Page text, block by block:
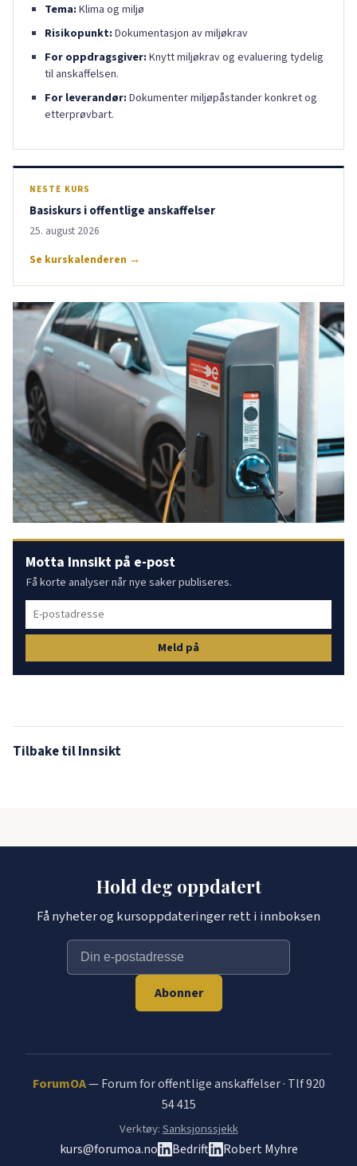
Tema: Klima og miljø
Risikopunkt: Dokumentasjon av miljøkrav
For oppdragsgiver: Knytt miljøkrav og evaluering tydelig
til anskaffelsen.
For leverandør: Dokumenter miljøpåstander konkret og
etterprøvbart.
NESTE KURS
Basiskurs i offentlige anskaffelser
25. august 2026
Se kurskalenderen →
Motta Innsikt på e-post
Få korte analyser når nye saker publiseres.
Meld på
Tilbake til Innsikt
Hold deg oppdatert
Få nyheter og kursoppdateringer rett i innboksen
Abonner
ForumOA— Forum for offentlige anskaffelser · Tlf 920
54 415
Verktøy:Sanksjonssjekk
kurs@forumoa.no Bedrift Robert Myhre